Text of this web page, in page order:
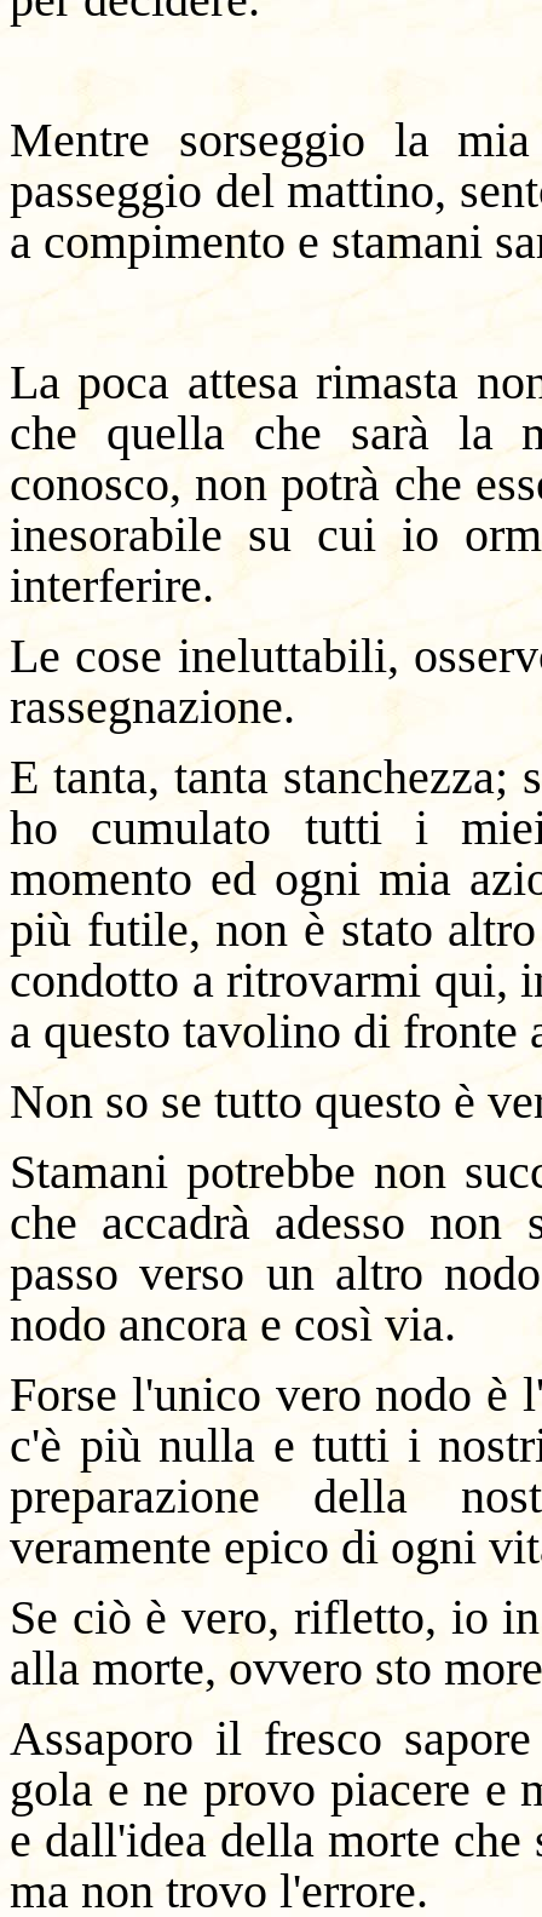
Mentre sorseggio la
passeggio del mattino,
a compimento e stamani
La poca attesa rimasta
che quella che sarà la
conosco, non potrà che
inesorabile su cui io
interferire.
Le cose ineluttabili,
rassegnazione.
E tanta, tanta stanchezza;
ho cumulato tutti i
momento ed ogni mia
più futile, non è stato
condotto a ritrovarmi qui,
a questo tavolino di fronte
Non so se tutto questo è
Stamani potrebbe non
che accadrà adesso
passo verso un altro
nodo ancora e così via.
Forse l'unico vero nodo è
c'è più nulla e tutti i
preparazione della
veramente epico di ogni
Se ciò è vero, rifletto, io
alla morte, ovvero sto
Assaporo il fresco
gola e ne provo piacere e
e dall'idea della morte
ma non trovo l'errore.